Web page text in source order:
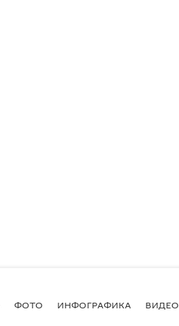
ФОТО ИНФОГРАФИКА ВИДЕО